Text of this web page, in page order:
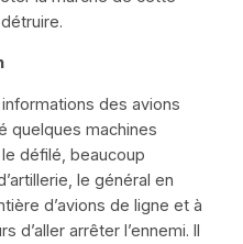
des avions
quelques machines
défilé, beaucoup
le général en
d’avions de ligne et à
d’aller arrêter l’ennemi. Il